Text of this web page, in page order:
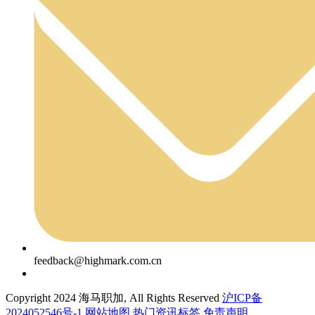
feedback@highmark.com.cn
Copyright 2024 海马职加, All Rights Reserved 沪ICP备